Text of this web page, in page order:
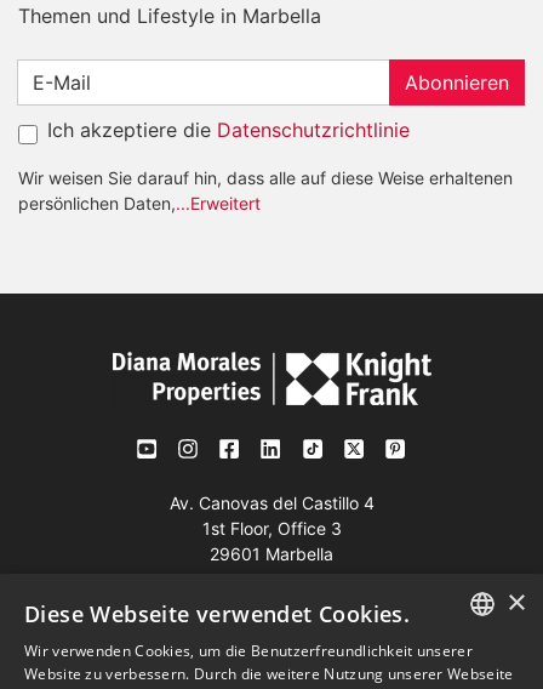
Themen und Lifestyle in Marbella
Abonnieren
Ich akzeptiere die Datenschutzrichtlinie
Wir weisen Sie darauf hin, dass alle auf diese Weise erhaltenen
persönlichen Daten,...Erweitert
Av. Canovas del Castillo 4
1st Floor, Office 3
29601 Marbella
Tel:+34 952 765 138
ENGLISH
×
Diese Webseite verwendet Cookies.
Wir verwenden Cookies, um die Benutzerfreundlichkeit unserer
Website zu verbessern. Durch die weitere Nutzung unserer Webseite